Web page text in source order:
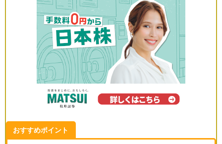
おすすめポイント